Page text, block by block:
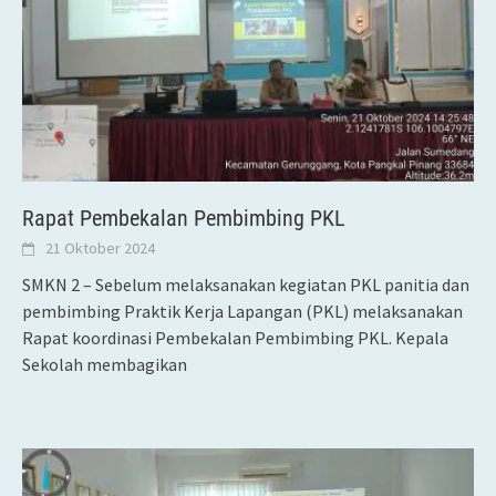
Rapat Pembekalan Pembimbing PKL
21 Oktober 2024
SMKN 2 – Sebelum melaksanakan kegiatan PKL panitia dan
pembimbing Praktik Kerja Lapangan (PKL) melaksanakan
Rapat koordinasi Pembekalan Pembimbing PKL. Kepala
Sekolah membagikan